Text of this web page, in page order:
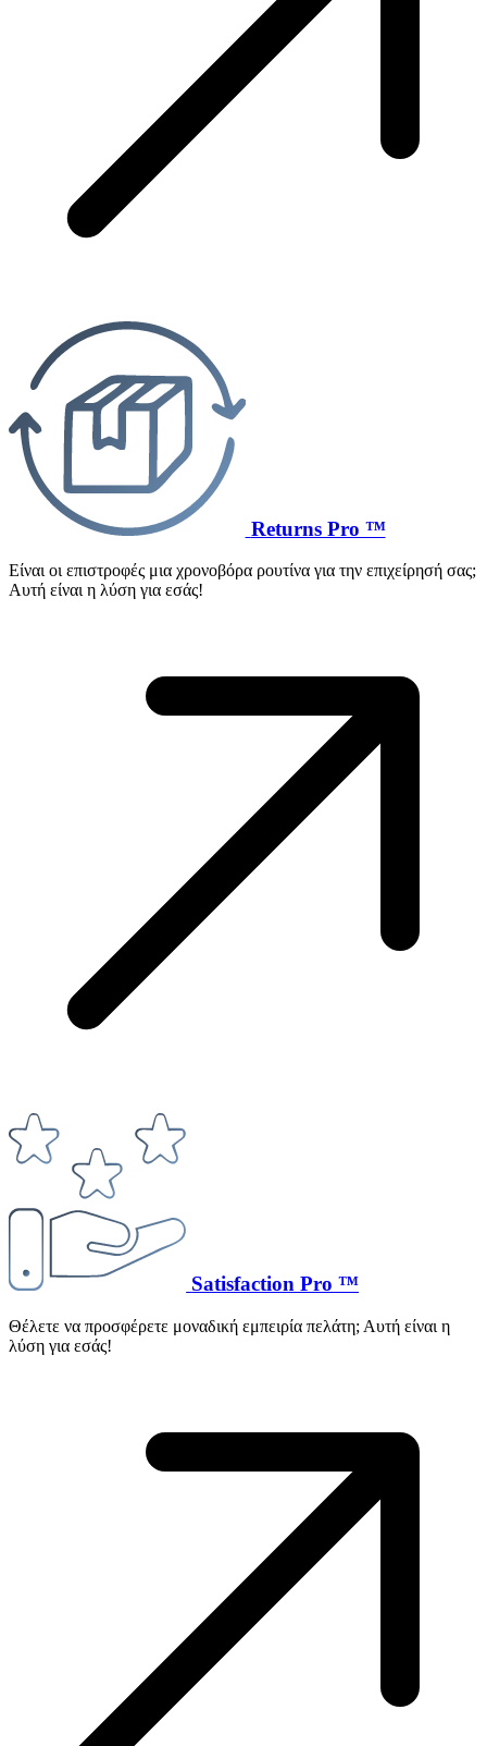
Returns Pro ™
Είναι οι επιστροφές μια χρονοβόρα ρουτίνα για την επιχείρησή σας;
Αυτή είναι η λύση για εσάς!
Satisfaction Pro ™
Θέλετε να προσφέρετε μοναδική εμπειρία πελάτη; Αυτή είναι η
λύση για εσάς!